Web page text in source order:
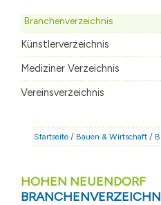
RATHAUS
FAMILIE
BAUEN &
Branchenverzeichnis
Künstlerverzeichnis
Mediziner Verzeichnis
Vereinsverzeichnis
Startseite / Bauen & Wirtschaft /
HOHEN NEUENDORF